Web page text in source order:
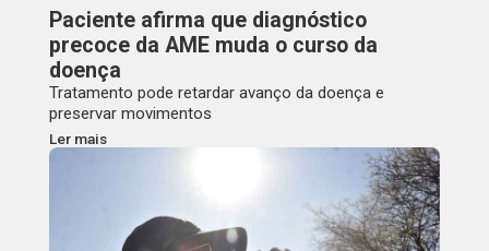
Paciente afirma que diagnóstico
precoce da AME muda o curso da
doença
Tratamento pode retardar avanço da doença e
preservar movimentos
Ler mais